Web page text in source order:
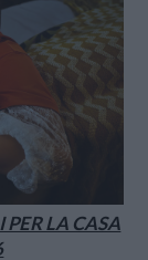
LA CASA